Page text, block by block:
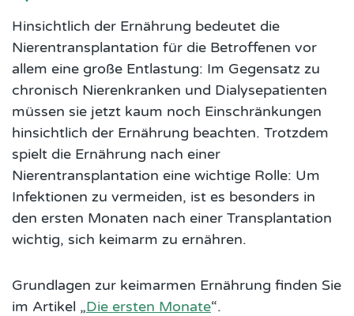
Hinsichtlich der Ernährung bedeutet die
Nierentransplantation für die Betroffenen vor
allem eine große Entlastung: Im Gegensatz zu
chronisch Nierenkranken und Dialysepatienten
müssen sie jetzt kaum noch Einschränkungen
hinsichtlich der Ernährung beachten. Trotzdem
spielt die Ernährung nach einer
Nierentransplantation eine wichtige Rolle: Um
Infektionen zu vermeiden, ist es besonders in
den ersten Monaten nach einer Transplantation
wichtig, sich keimarm zu ernähren.
Grundlagen zur keimarmen Ernährung finden Sie
im Artikel „Die ersten Monate“.